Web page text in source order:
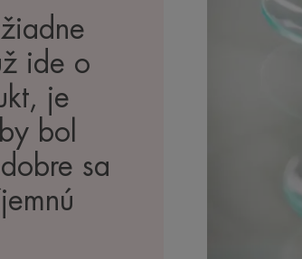
ide o
je
bol
sa